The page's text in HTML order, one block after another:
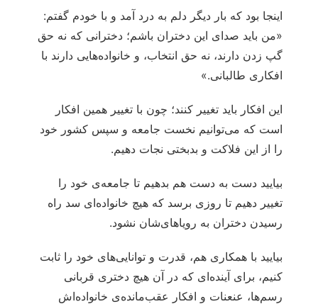
اینجا بود که بار دیگر دلم به درد آمد و با خودم گفتم:
«من باید صدای این دختران باشم؛ دخترانی که نه حق
گپ زدن دارند، نه حق انتخاب، و خانواده‌هایی دارند با
افکاری طالبانی.»
این افکار باید تغییر کنند؛ چون با تغییر همین افکار
است که می‌توانیم نخست جامعه و سپس کشور خود
را از این فلاکت و بدبختی نجات دهیم.
بیایید دست به دست هم بدهیم تا جامعه‌ی خود را
تغییر دهیم تا روزی برسد که هیچ خانواده‌ای سد راه
رسیدن دختران به رویاهای‌شان نشود.
بیایید با همکاری هم، قدرت و توانایی‌های‌ خود را ثابت
کنیم، برای آینده‌ای که در آن هیچ دختری قربانی
رسم‌ها، عنعنات و افکار عقب‌مانده‌ی خانواده‌اش